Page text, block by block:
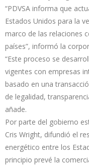
“PDVSA informa que
Estados Unidos para la
marco de las relaciones
países”, informó la
“Este proceso se
vigentes con empresas
basado en una
de legalidad,
añade.
Por parte del gobierno
Cris Wright, difundió el
energético entre los
principio prevé la